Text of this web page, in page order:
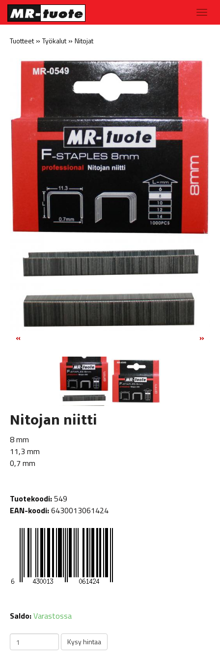
Tuotteet» Työkalut» Nitojat
« »
Nitojan niitti
8 mm
11,3 mm
0,7 mm
Tuotekoodi:549
EAN-koodi:6430013061424
Saldo:Varastossa